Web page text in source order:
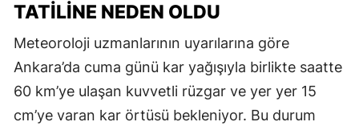
TATILINE NEDEN OLDU
Meteoroloji uzmanlarının uyarılarına göre
Ankara’da cuma günü kar yağışıyla birlikte saatte
60 km’ye ulaşan kuvvetli rüzgar ve yer yer 15
cm’ye varan kar örtüsü bekleniyor. Bu durum